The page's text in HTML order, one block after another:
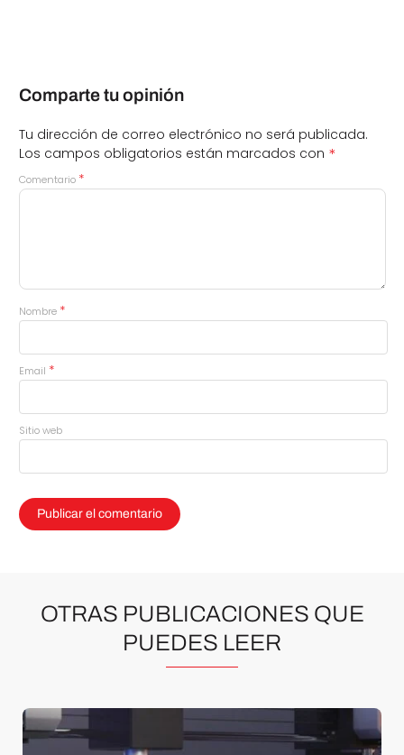
Comparte tu opinión
Tu dirección de correo electrónico no será publicada.
Los campos obligatorios están marcados con *
Comentario *
Nombre *
Email *
Sitio web
OTRAS PUBLICACIONES QUE
PUEDES LEER